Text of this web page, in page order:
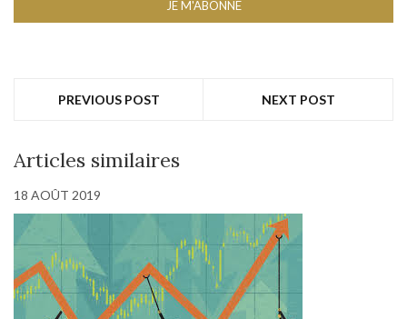
PREVIOUS POST NEXT POST
Articles similaires
18 AOÛT 2019